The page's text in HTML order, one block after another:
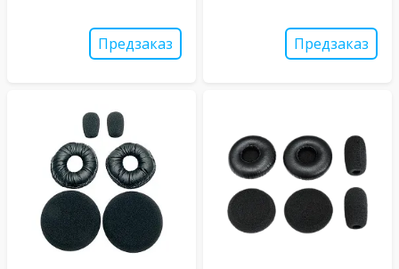
Предзаказ Предзаказ